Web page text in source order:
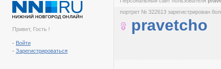
Привет, Гость !
- Войти
- Зарегистрироваться
портрет № 322613 зарегистрирован
pravetcho